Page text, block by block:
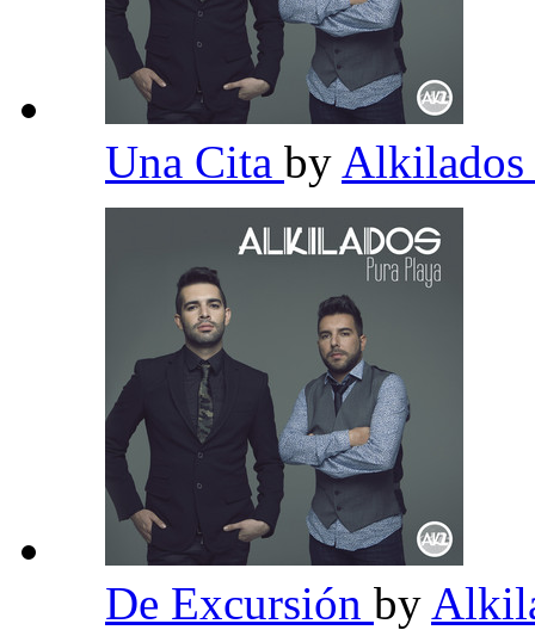
Una Cita by Alkilados
De Excursión by